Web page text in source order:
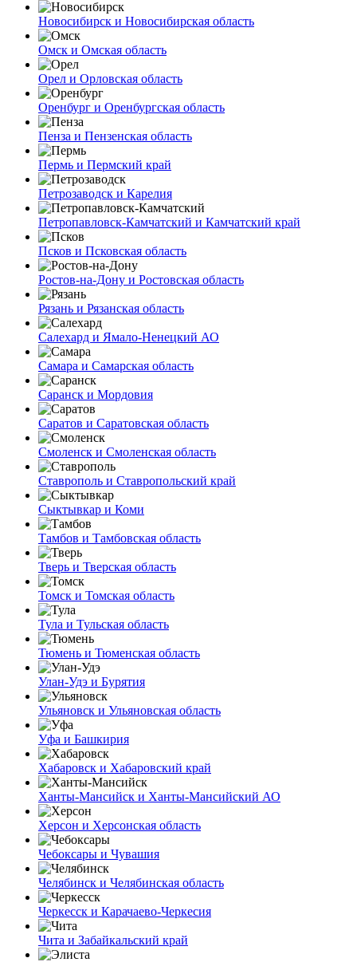
Новосибирск и Новосибирская область
Омск и Омская область
Орел и Орловская область
Оренбург и Оренбургская область
Пенза и Пензенская область
Пермь и Пермский край
Петрозаводск и Карелия
Петропавловск-Камчатский и Камчатский край
Псков и Псковская область
Ростов-на-Дону и Ростовская область
Рязань и Рязанская область
Салехард и Ямало-Ненецкий АО
Самара и Самарская область
Саранск и Мордовия
Саратов и Саратовская область
Смоленск и Смоленская область
Ставрополь и Ставропольский край
Сыктывкар и Коми
Тамбов и Тамбовская область
Тверь и Тверская область
Томск и Томская область
Тула и Тульская область
Тюмень и Тюменская область
Улан-Удэ и Бурятия
Ульяновск и Ульяновская область
Уфа и Башкирия
Хабаровск и Хабаровский край
Ханты-Мансийск и Ханты-Мансийский АО
Херсон и Херсонская область
Чебоксары и Чувашия
Челябинск и Челябинская область
Черкесск и Карачаево-Черкесия
Чита и Забайкальский край